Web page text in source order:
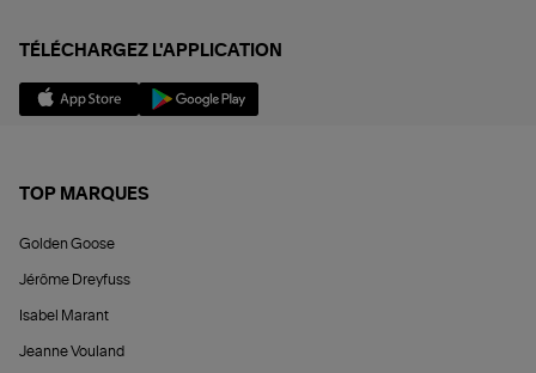
TÉLÉCHARGEZ L'APPLICATION
TOP MARQUES
Golden Goose
Jérôme Dreyfuss
Isabel Marant
Jeanne Vouland